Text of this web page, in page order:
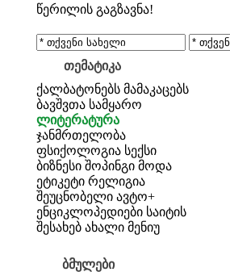
წერილის გაგზავნა!
თემატიკა
ქალბატონებს მამაკაცებს
ბავშვთა სამყარო
ლიტერატურა
ჯანმრთელობა
ფსიქოლოგია სექსი
ბიზნესი შოპინგი მოდა
ეტიკეტი რელიგია
შეუცნობელი ავტო+
ენციკლოპედიები საიტის
შესახებ ახალი მენიუ
ბმულები